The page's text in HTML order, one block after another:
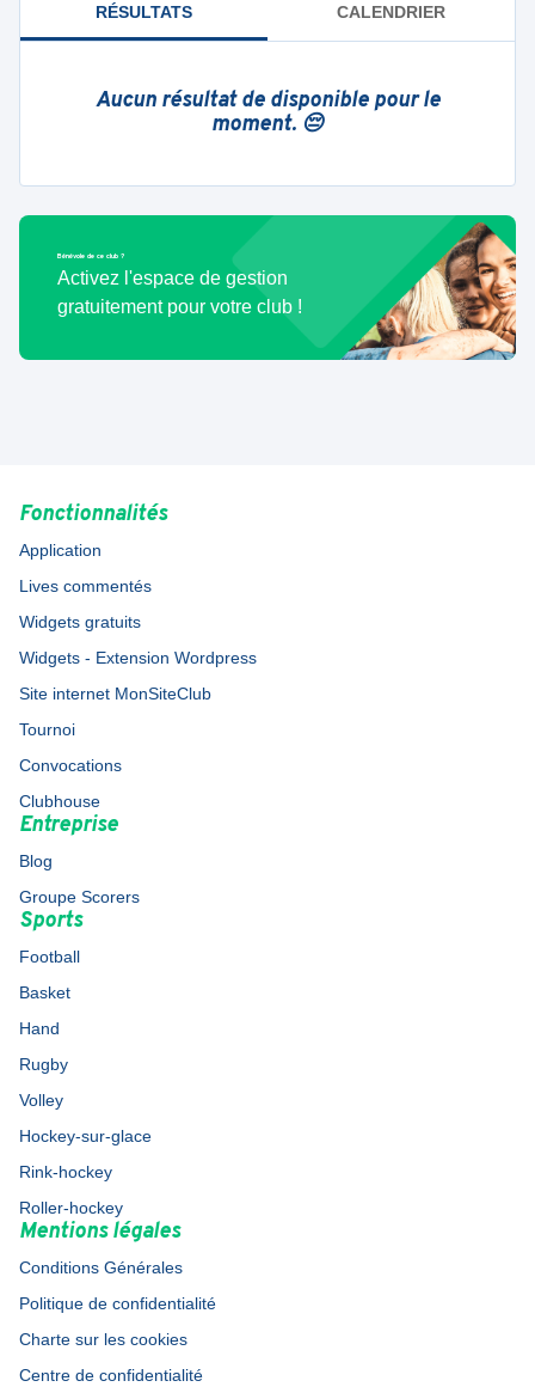
RÉSULTATS CALENDRIER
Aucun résultat de disponible pour le
moment. 😔
Bénévole de ce club ?
Activez l'espace de gestion
gratuitement pour votre club !
Fonctionnalités
Application
Lives commentés
Widgets gratuits
Widgets - Extension Wordpress
Site internet MonSiteClub
Tournoi
Convocations
Clubhouse
Entreprise
Blog
Groupe Scorers
Sports
Football
Basket
Hand
Rugby
Volley
Hockey-sur-glace
Rink-hockey
Roller-hockey
Mentions légales
Conditions Générales
Politique de confidentialité
Charte sur les cookies
Centre de confidentialité